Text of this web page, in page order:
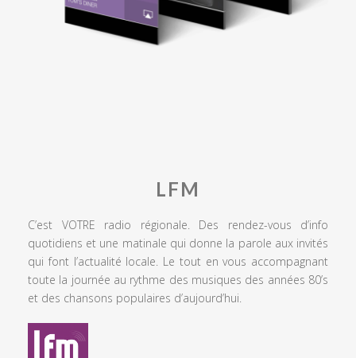
LFM
C’est VOTRE radio régionale. Des rendez-vous d’info
quotidiens et une matinale qui donne la parole aux invités
qui font l’actualité locale. Le tout en vous accompagnant
toute la journée au rythme des musiques des années 80’s
et des chansons populaires d’aujourd’hui.